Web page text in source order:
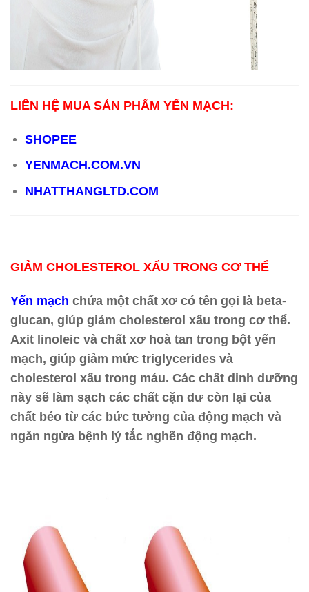
LIÊN HỆ MUA SẢN PHẨM YẾN MẠCH:
SHOPEE
YENMACH.COM.VN
NHATTHANGLTD.COM
GIẢM CHOLESTEROL XẤU TRONG CƠ THỂ
Yến mạch chứa một chất xơ có tên gọi là beta-
glucan, giúp giảm cholesterol xấu trong cơ thể.
Axit linoleic và chất xơ hoà tan trong bột yến
mạch, giúp giảm mức triglycerides và
cholesterol xấu trong máu. Các chất dinh dưỡng
này sẽ làm sạch các chất cặn dư còn lại của
chất béo từ các bức tường của động mạch và
ngăn ngừa bệnh lý tắc nghẽn động mạch.